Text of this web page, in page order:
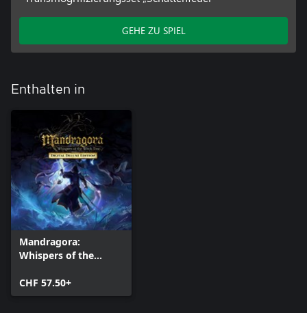
GEHE ZU SPIEL
Enthalten in
Mandragora:
Whispers of the
Edition
CHF 57.50+